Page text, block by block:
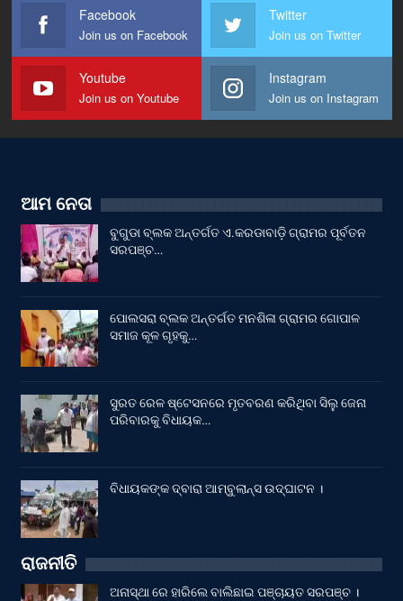
Facebook
Join us on Facebook
Twitter
Join us on Twitter
Youtube
Join us on Youtube
Instagram
Join us on Instagram
ଆମ ନେତା
ବୁଗୁଡା ବ୍ଲକ ଅନ୍ତର୍ଗତ ଏ.କରଡାବାଡ଼ି ଗ୍ରାମର ପୂର୍ବତନ
ସରପଞ୍ଚ…
ପୋଲସରା ବ୍ଲକ ଅନ୍ତର୍ଗତ ମନଶିଳା ଗ୍ରାମର ଗୋପାଳ
ସମାଜ କୂଳ ଗୃହକୁ…
ସୁରତ ରେଳ ଷ୍ଟେସନରେ ମୃତବରଣ କରିଥିବା ସିଲୁ ଜେନା
ପରିବାରକୁ ବିଧାୟକ…
ବିଧାୟକଙ୍କ ଦ୍ବାରା ଆମ୍ବୁଲାନ୍ସ ଉଦ୍‌ଘାଟନ ।
ରାଜନୀତି
ଅନାସ୍ଥା ରେ ହାରିଲେ ବାଲିଛାଇ ପଞ୍ଚାୟତ ସରପଞ୍ଚ ।